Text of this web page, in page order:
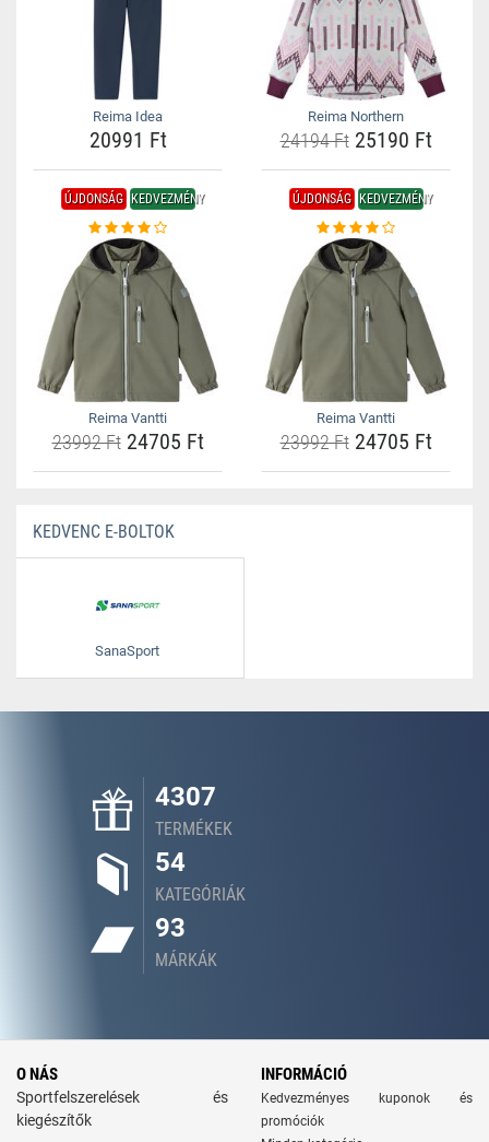
Reima Idea
20991 Ft
Reima Northern
24194 Ft25190 Ft
ÚJDONSÁG KEDVEZMÉNY
Reima Vantti
23992 Ft24705 Ft
ÚJDONSÁG KEDVEZMÉNY
Reima Vantti
23992 Ft24705 Ft
KEDVENC E-BOLTOK
SanaSport
4307
TERMÉKEK
54
KATEGÓRIÁK
93
MÁRKÁK
O NÁS
Sportfelszerelések és
kiegészítők
INFORMÁCIÓ
Kedvezményes kuponok és
promóciók